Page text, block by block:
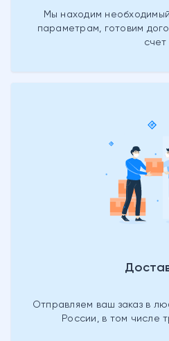
Мы находим
параметрам, готовим
счет
Отправляем ваш заказ в
России, в том числе